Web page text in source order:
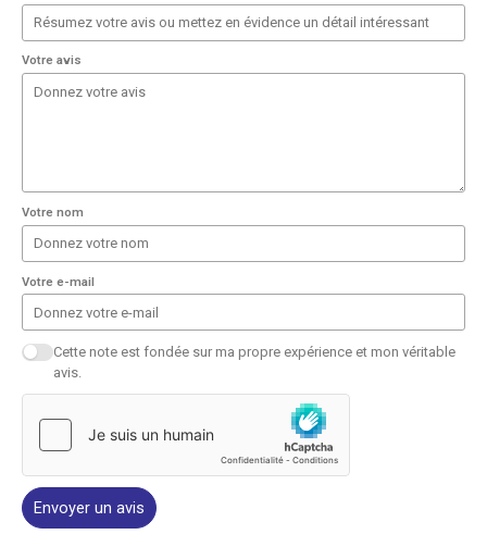
Votre avis
Votre nom
Votre e-mail
Cette note est fondée sur ma propre expérience et mon véritable
avis.
Envoyer un avis